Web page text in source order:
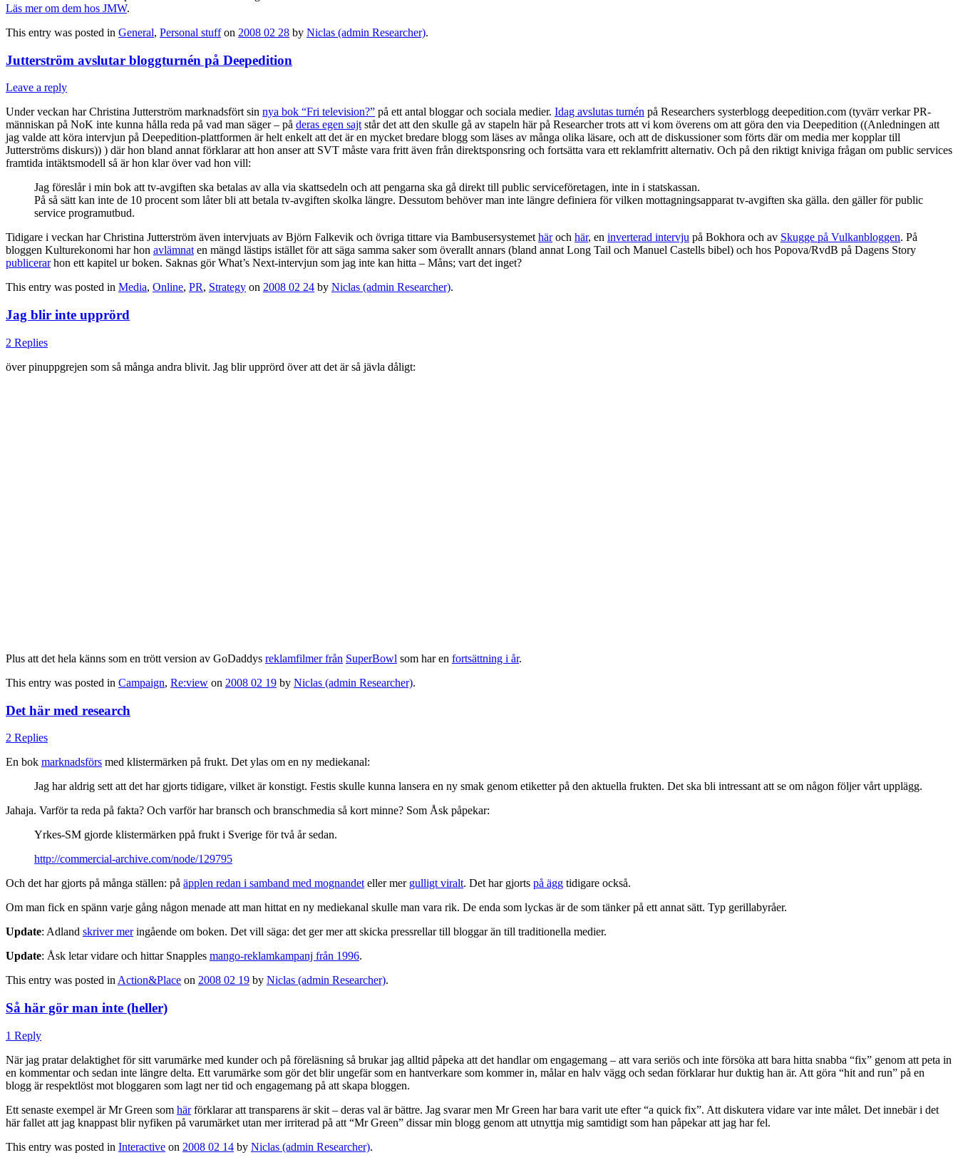
Läs mer om dem hos JMW.
This entry was posted in General, Personal stuffon 2008 02 28 by Niclas (admin Researcher).
Jutterström avslutar bloggturnén på Deepedition
Leave a reply
Under veckan har Christina Jutterström marknadsfört sin nya bok “Fri television?” på ett antal bloggar och sociala medier. Idag avslutas turnén på Researchers systerblogg deepedition.com (tyvärr verkar PR-
människan på NoK inte kunna hålla reda på vad man säger – på deras egen sajtstår det att den skulle gå av stapeln här på Researcher trots att vi kom överens om att göra den via Deepedition ((Anledningen att
jag valde att köra intervjun på Deepedition-plattformen är helt enkelt att det är en mycket bredare blogg som läses av många olika läsare, och att de diskussioner som förts där om media mer kopplar till
Jutterströms diskurs)) ) där hon bland annat förklarar att hon anser att SVT måste vara fritt även från direktsponsring och fortsätta vara ett reklamfritt alternativ. Och på den riktigt kniviga frågan om public services
framtida intäktsmodell så är hon klar över vad hon vill:
Jag föreslår i min bok att tv-avgiften ska betalas av alla via skattsedeln och att pengarna ska gå direkt till public serviceföretagen, inte in i statskassan.
På så sätt kan inte de 10 procent som låter bli att betala tv-avgiften skolka längre. Dessutom behöver man inte längre definiera för vilken mottagningsapparat tv-avgiften ska gälla. den gäller för public
service programutbud.
Tidigare i veckan har Christina Jutterström även intervjuats av Björn Falkevik och övriga tittare via Bambusersystemethäroch här, en inverterad intervju på Bokhora och av Skugge på Vulkanbloggen. På
bloggen Kulturekonomi har hon avlämnaten mängd lästips istället för att säga samma saker som överallt annars (bland annat Long Tail och Manuel Castells bibel) och hos Popova/RvdB på Dagens Story
publicerarhon ett kapitel ur boken. Saknas gör What’s Next-intervjun som jag inte kan hitta – Måns; vart det inget?
This entry was posted in Media, Online, PR, Strategy on 2008 02 24 by Niclas (admin Researcher).
Jag blir inte upprörd
2 Replies
över pinuppgrejen som så många andra blivit. Jag blir upprörd över att det är så jävla dåligt:
Plus att det hela känns som en trött version av GoDaddys reklamfilmer från SuperBowl som har en fortsättning i år.
This entry was posted in Campaign, Re:view on 2008 02 19 by Niclas (admin Researcher).
Det här med research
2 Replies
En bok marknadsförs med klistermärken på frukt. Det ylas om en ny mediekanal:
Jag har aldrig sett att det har gjorts tidigare, vilket är konstigt. Festis skulle kunna lansera en ny smak genom etiketter på den aktuella frukten. Det ska bli intressant att se om någon följer vårt upplägg.
Jahaja. Varför ta reda på fakta? Och varför har bransch och branschmedia så kort minne? Som Åsk påpekar:
Yrkes-SM gjorde klistermärken ppå frukt i Sverige för två år sedan.
http://commercial-archive.com/node/129795
Och det har gjorts på många ställen: på äpplen redan i samband med mognandet eller mer gulligt viralt. Det har gjorts på ägg tidigare också.
Om man fick en spänn varje gång någon menade att man hittat en ny mediekanal skulle man vara rik. De enda som lyckas är de som tänker på ett annat sätt. Typ gerillabyråer.
Update: Adland skriver meringående om boken. Det vill säga: det ger mer att skicka pressrellar till bloggar än till traditionella medier.
Update: Åsk letar vidare och hittar Snapples mango-reklamkampanj från 1996.
This entry was posted in Action&Place on 2008 02 19 by Niclas (admin Researcher).
Så här gör man inte (heller)
1 Reply
När jag pratar delaktighet för sitt varumärke med kunder och på föreläsning så brukar jag alltid påpeka att det handlar om engagemang – att vara seriös och inte försöka att bara hitta snabba “fix” genom att peta in
en kommentar och sedan inte längre delta. Ett varumärke som gör det blir ungefär som en hantverkare som kommer in, målar en halv vägg och sedan förklarar hur duktig han är. Att göra “hit and run” på en
blogg är respektlöst mot bloggaren som lagt ner tid och engagemang på att skapa bloggen.
Ett senaste exempel är Mr Green som härförklarar att transparens är skit – deras val är bättre. Jag svarar men Mr Green har bara varit ute efter “a quick fix”. Att diskutera vidare var inte målet. Det innebär i det
här fallet att jag knappast blir nyfiken på varumärket utan mer irriterad på att “Mr Green” dissar min blogg genom att utnyttja mig samtidigt som han påpekar att jag har fel.
This entry was posted in Interactive on 2008 02 14 by Niclas (admin Researcher).